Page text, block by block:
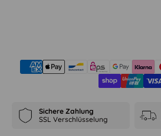
Sichere Zahlung
SSL Verschlüsselung